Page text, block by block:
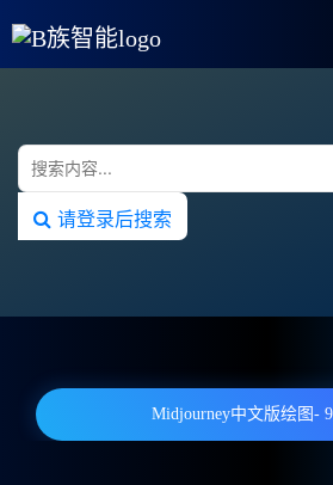
请登录后搜索
Midjourney中文版绘图-